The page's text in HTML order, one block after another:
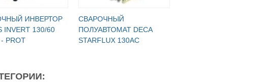
ИНВЕРТОР
INVERT 130/60
PROT
СВАРОЧНЫЙ
ПОЛУАВТОМАТ DECA
STARFLUX 130AC